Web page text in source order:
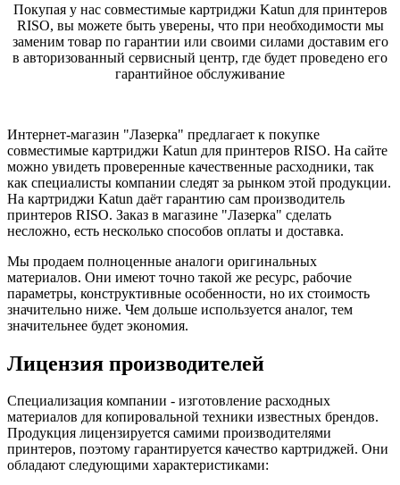
Покупая у нас совместимые картриджи Katun для принтеров
RISO, вы можете быть уверены, что при необходимости мы
заменим товар по гарантии или своими силами доставим его
в авторизованный сервисный центр, где будет проведено его
гарантийное обслуживание
Интернет-магазин "Лазерка" предлагает к покупке
совместимые картриджи Katun для принтеров RISO. На сайте
можно увидеть проверенные качественные расходники, так
как специалисты компании следят за рынком этой продукции.
На картриджи Katun даёт гарантию сам производитель
принтеров RISO. Заказ в магазине "Лазерка" сделать
несложно, есть несколько способов оплаты и доставка.
Мы продаем полноценные аналоги оригинальных
материалов. Они имеют точно такой же ресурс, рабочие
параметры, конструктивные особенности, но их стоимость
значительно ниже. Чем дольше используется аналог, тем
значительнее будет экономия.
Лицензия производителей
Специализация компании - изготовление расходных
материалов для копировальной техники известных брендов.
Продукция лицензируется самими производителями
принтеров, поэтому гарантируется качество картриджей. Они
обладают следующими характеристиками: